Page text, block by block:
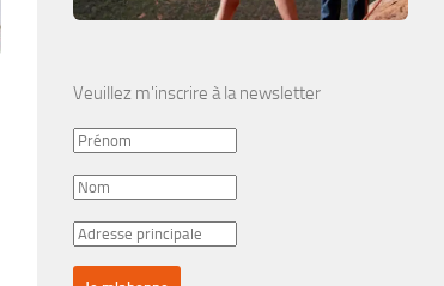
Veuillez m'inscrire à la newsletter